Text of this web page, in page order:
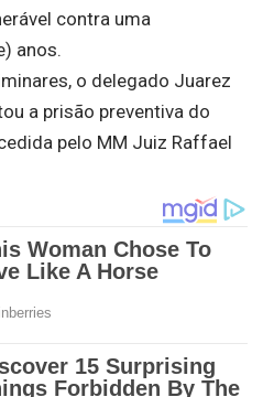
contra uma
anos.
o delegado Juarez
a prisão preventiva do
pelo MM Juiz Raffael